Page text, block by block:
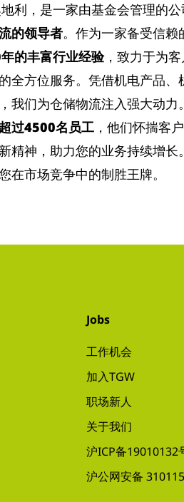
利，是一家由基金会管理的
的领导者。作为一家备受信赖
的丰富行业经验，致力于为
全方位服务。凭借机电产品、
我们为仓储物流注入强大动力
超过4500名员工 ，他们怀揣客
精神，助力您的业务持续增长
在市场竞争中的制胜王牌。
Jobs
工作机会
加入TGW
职场新人
关于我们
沪ICP备19010132
沪公网安备